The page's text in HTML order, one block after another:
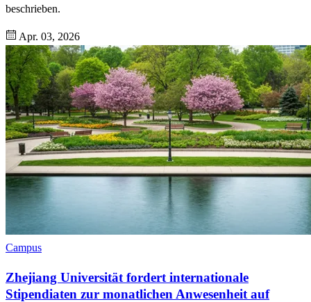
beschrieben.
Apr. 03, 2026
Campus
Zhejiang Universität fordert internationale
Stipendiaten zur monatlichen Anwesenheit auf